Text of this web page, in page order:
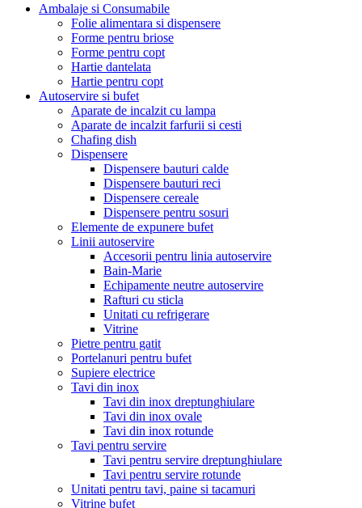
Ambalaje si Consumabile
Folie alimentara si dispensere
Forme pentru briose
Forme pentru copt
Hartie dantelata
Hartie pentru copt
Autoservire si bufet
Aparate de incalzit cu lampa
Aparate de incalzit farfurii si cesti
Chafing dish
Dispensere
Dispensere bauturi calde
Dispensere bauturi reci
Dispensere cereale
Dispensere pentru sosuri
Elemente de expunere bufet
Linii autoservire
Accesorii pentru linia autoservire
Bain-Marie
Echipamente neutre autoservire
Rafturi cu sticla
Unitati cu refrigerare
Vitrine
Pietre pentru gatit
Portelanuri pentru bufet
Supiere electrice
Tavi din inox
Tavi din inox dreptunghiulare
Tavi din inox ovale
Tavi din inox rotunde
Tavi pentru servire
Tavi pentru servire dreptunghiulare
Tavi pentru servire rotunde
Unitati pentru tavi, paine si tacamuri
Vitrine bufet